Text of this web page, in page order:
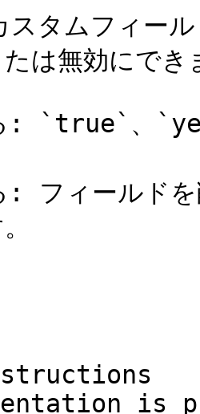
ムフィール
は無効にでき
: `true`、
: フィールド
is